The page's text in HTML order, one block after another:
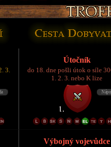
3.
Útočník
do 18. dne pošli útok o síle
1. 2. 3. nebo K lize
Výbojný vojevůdce